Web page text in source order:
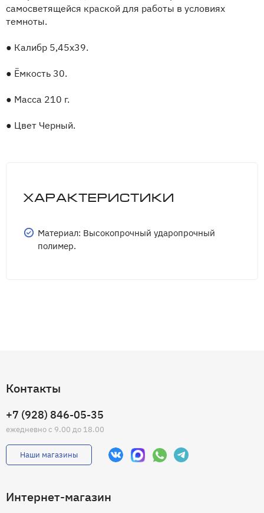
самосветящейся краской для работы в условиях
темноты.
● Калибр 5,45х39.
● Ёмкость 30.
● Масса 210 г.
● Цвет Черный.
Характеристики
Материал: Высокопрочный ударопрочный
полимер.
Контакты
+7 (928) 846-05-35
ежедневно с 9.00 до 18.00
Наши магазины
Интернет-магазин